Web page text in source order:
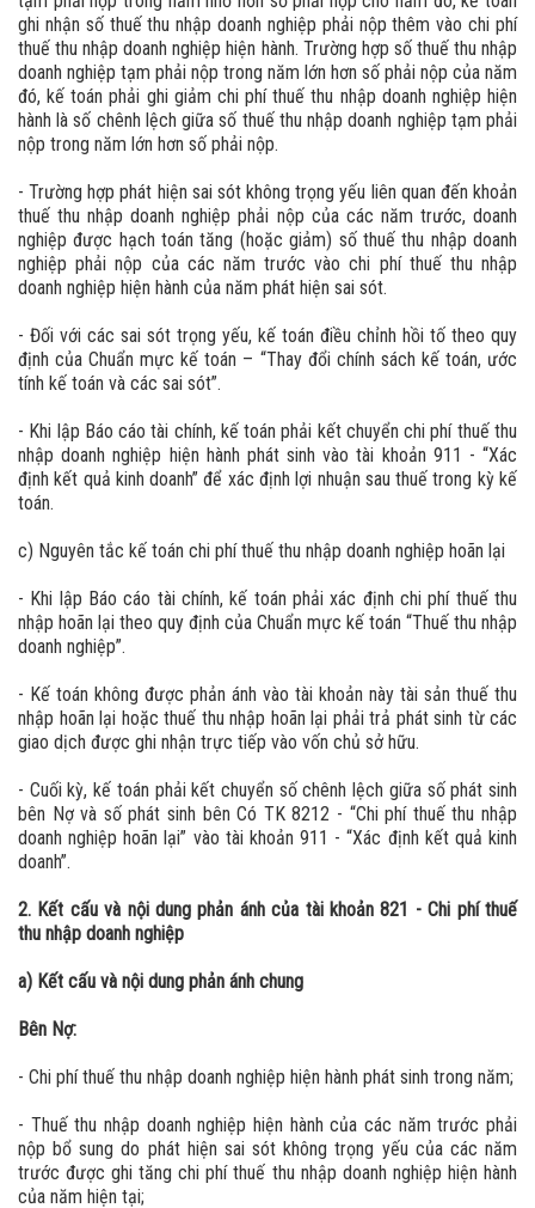
ghi nhận số thuế thu nhập doanh nghiệp phải nộp thêm vào chi phí
thuế thu nhập doanh nghiệp hiện hành. Trường hợp số thuế thu nhập
doanh nghiệp tạm phải nộp trong năm lớn hơn số phải nộp của năm
đó, kế toán phải ghi giảm chi phí thuế thu nhập doanh nghiệp hiện
hành là số chênh lệch giữa số thuế thu nhập doanh nghiệp tạm phải
nộp trong năm lớn hơn số phải nộp.
- Trường hợp phát hiện sai sót không trọng yếu liên quan đến khoản
thuế thu nhập doanh nghiệp phải nộp của các năm trước, doanh
nghiệp được hạch toán tăng (hoặc giảm) số thuế thu nhập doanh
nghiệp phải nộp của các năm trước vào chi phí thuế thu nhập
doanh nghiệp hiện hành của năm phát hiện sai sót.
- Đối với các sai sót trọng yếu, kế toán điều chỉnh hồi tố theo quy
định của Chuẩn mực kế toán – “Thay đổi chính sách kế toán, ước
tính kế toán và các sai sót”.
- Khi lập Báo cáo tài chính, kế toán phải kết chuyển chi phí thuế thu
nhập doanh nghiệp hiện hành phát sinh vào tài khoản 911 - “Xác
định kết quả kinh doanh” để xác định lợi nhuận sau thuế trong kỳ kế
toán.
c) Nguyên tắc kế toán chi phí thuế thu nhập doanh nghiệp hoãn lại
- Khi lập Báo cáo tài chính, kế toán phải xác định chi phí thuế thu
nhập hoãn lại theo quy định của Chuẩn mực kế toán “Thuế thu nhập
doanh nghiệp”.
- Kế toán không được phản ánh vào tài khoản này tài sản thuế thu
nhập hoãn lại hoặc thuế thu nhập hoãn lại phải trả phát sinh từ các
giao dịch được ghi nhận trực tiếp vào vốn chủ sở hữu.
- Cuối kỳ, kế toán phải kết chuyển số chênh lệch giữa số phát sinh
bên Nợ và số phát sinh bên Có TK 8212 - “Chi phí thuế thu nhập
doanh nghiệp hoãn lại” vào tài khoản 911 - “Xác định kết quả kinh
doanh”.
2. Kết cấu và nội dung phản ánh của tài khoản 821 - Chi phí thuế
thu nhập doanh nghiệp
a) Kết cấu và nội dung phản ánh chung
Bên Nợ:
- Chi phí thuế thu nhập doanh nghiệp hiện hành phát sinh trong năm;
- Thuế thu nhập doanh nghiệp hiện hành của các năm trước phải
nộp bổ sung do phát hiện sai sót không trọng yếu của các năm
trước được ghi tăng chi phí thuế thu nhập doanh nghiệp hiện hành
của năm hiện tại;